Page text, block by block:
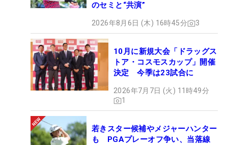
のセミと“共演”
2026年8月6日 (木) 16時45分 3
10月に新規大会「ドラッグス
トア・コスモスカップ」開催
決定 今季は23試合に
2026年7月7日 (火) 11時49分
1
若きスター候補やメジャーハンター
も PGAプレーオフ争い、当落線